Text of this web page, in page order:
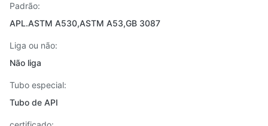
Padrão:
APL.ASTM A530,ASTM A53,GB 3087
Liga ou não:
Não liga
Tubo especial:
Tubo de API